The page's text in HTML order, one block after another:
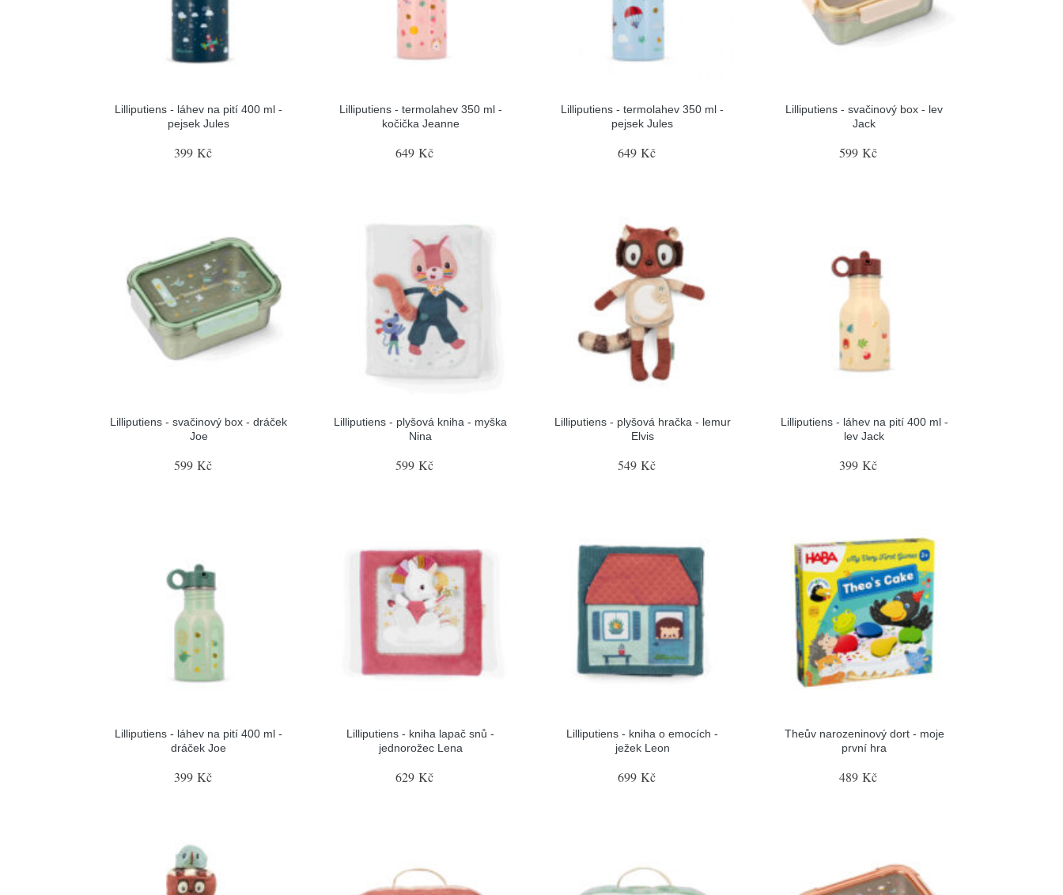
Lilliputiens - láhev na pití 400 ml -
pejsek Jules
399 Kč
Lilliputiens - termolahev 350 ml -
kočička Jeanne
649 Kč
Lilliputiens - termolahev 350 ml -
pejsek Jules
649 Kč
Lilliputiens - svačinový box - lev
Jack
599 Kč
Lilliputiens - svačinový box - dráček
Joe
599 Kč
Lilliputiens - plyšová kniha - myška
Nina
599 Kč
Lilliputiens - plyšová hračka - lemur
Elvis
549 Kč
Lilliputiens - láhev na pití 400 ml -
lev Jack
399 Kč
Lilliputiens - láhev na pití 400 ml -
dráček Joe
399 Kč
Lilliputiens - kniha lapač snů -
jednorožec Lena
629 Kč
Lilliputiens - kniha o emocích -
ježek Leon
699 Kč
Theův narozeninový dort - moje
první hra
489 Kč